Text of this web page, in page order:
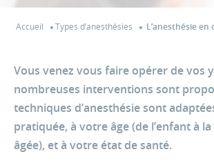
Accueil Types d’anesthésies L’anesthésie
Vous venez vous faire opérer de vos
nombreuses interventions sont
techniques d’anesthésie sont
pratiquée, à votre âge (de l’enfant à
âgée), et à votre état de santé.